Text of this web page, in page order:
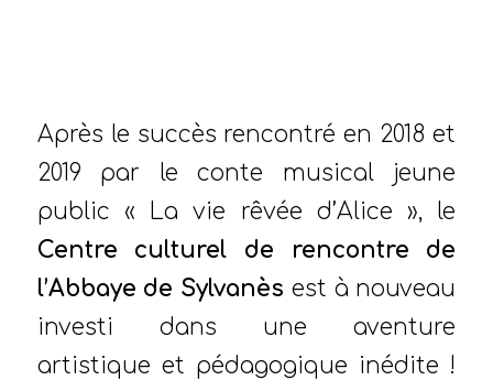
Après le succès rencontré en 2018 et
2019 par le conte musical jeune
public « La vie rêvée d’Alice », le
Centre culturel de rencontre de
l’Abbaye de Sylvanès est à nouveau
investi dans une aventure
artistique et pédagogique inédite !